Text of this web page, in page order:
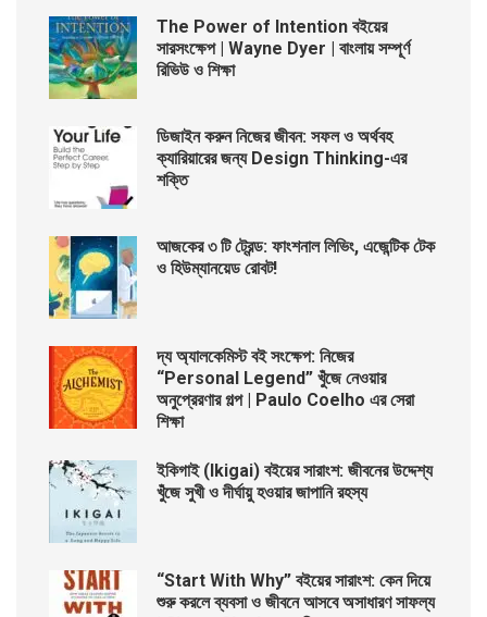
The Power of Intention বইয়ের
সারসংক্ষেপ | Wayne Dyer | বাংলায় সম্পূর্ণ
রিভিউ ও শিক্ষা
ডিজাইন করুন নিজের জীবন: সফল ও অর্থবহ
ক্যারিয়ারের জন্য Design Thinking-এর
শক্তি
আজকের ৩ টি ট্রেন্ড: ফাংশনাল লিভিং, এজেন্টিক টেক
ও হিউম্যানয়েড রোবট!
দ্য অ্যালকেমিস্ট বই সংক্ষেপ: নিজের
“Personal Legend” খুঁজে নেওয়ার
অনুপ্রেরণার গল্প | Paulo Coelho এর সেরা
শিক্ষা
ইকিগাই (Ikigai) বইয়ের সারাংশ: জীবনের উদ্দেশ্য
খুঁজে সুখী ও দীর্ঘায়ু হওয়ার জাপানি রহস্য
“Start With Why” বইয়ের সারাংশ: কেন দিয়ে
শুরু করলে ব্যবসা ও জীবনে আসবে অসাধারণ সাফল্য